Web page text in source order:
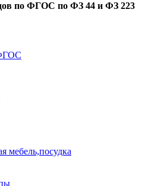
по ФГОC по ФЗ 44 и ФЗ 223
мебель,посудка